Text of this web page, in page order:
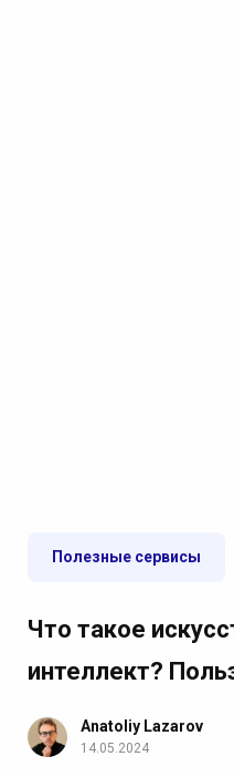
Полезные сервисы
Что такое
интеллект?
Anatoliy Lazarov
14.05.2024